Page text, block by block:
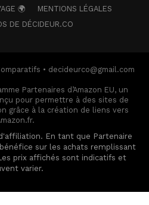
🌍
MENTIONS LÉGALES
DE DÉCIDEUR.CO
• decideurco@gmail.com
Partenaires d’Amazon EU, un
pour permettre à des sites de
grâce à la création de liens vers
En tant que Partenaire
sur les achats remplissant
prix affichés sont indicatifs et
varier.